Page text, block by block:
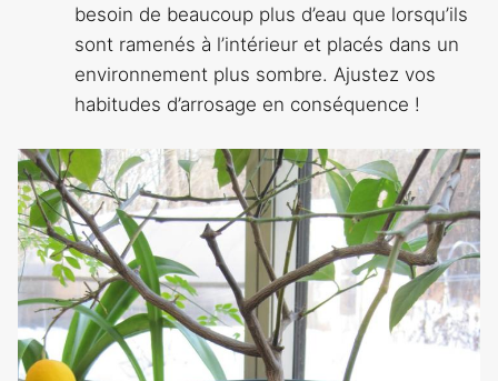
besoin de beaucoup plus d’eau que lorsqu’ils
sont ramenés à l’intérieur et placés dans un
environnement plus sombre. Ajustez vos
habitudes d’arrosage en conséquence !